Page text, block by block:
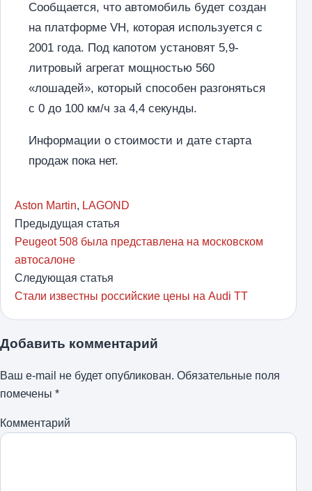
Сообщается, что автомобиль будет создан
на платформе VH, которая используется с
2001 года. Под капотом установят 5,9-
литровый агрегат мощностью 560
«лошадей», который способен разгоняться
с 0 до 100 км/ч за 4,4 секунды.
Информации о стоимости и дате старта
продаж пока нет.
Aston Martin, LAGOND
Предыдущая статья
Peugeot 508 была представлена на московском
автосалоне
Следующая статья
Стали известны российские цены на Audi TT
Добавить комментарий
Ваш e-mail не будет опубликован. Обязательные поля
помечены *
Комментарий